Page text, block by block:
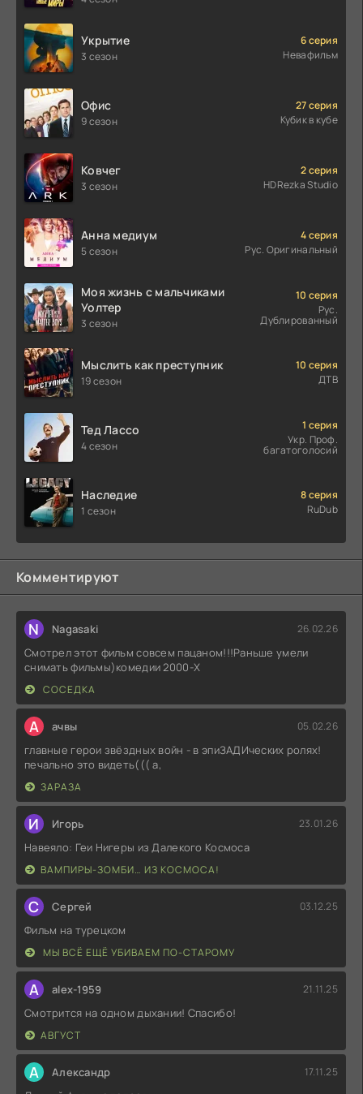
Укрытие
3 сезон
6 серия
Невафильм
Офис
9 сезон
27 серия
Кубик в кубе
Ковчег
3 сезон
2 серия
HDRezka Studio
Анна медиум
5 сезон
4 серия
Рус. Оригинальный
Моя жизнь с мальчиками
Уолтер
3 сезон
10 серия
Рус.
Дублированный
Мыслить как преступник
19 сезон
10 серия
ДТВ
Тед Лассо
4 сезон
1 серия
Укр. Проф.
багатоголосий
Наследие
1 сезон
8 серия
RuDub
Комментируют
N Nagasaki 26.02.26
Смотрел этот фильм совсем пацаном!!!Раньше умели
снимать фильмы)комедии 2000-X
СОСЕДКА
А ачвы 05.02.26
главные герои звёздных войн - в эпиЗАДИческих ролях!
печально это видеть((( а,
ЗАРАЗА
И Игорь 23.01.26
Навеяло: Геи Нигеры из Далекого Космоса
ВАМПИРЫ-ЗОМБИ… ИЗ КОСМОСА!
С Сергей 03.12.25
Фильм на турецком
МЫ ВСЁ ЕЩЁ УБИВАЕМ ПО-СТАРОМУ
A alex-1959 21.11.25
Смотрится на одном дыхании! Спасибо!
АВГУСТ
А Александр 17.11.25